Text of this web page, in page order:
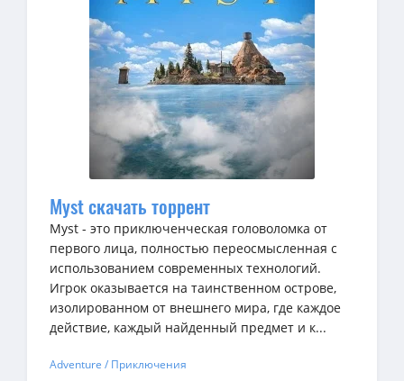
Myst скачать торрент
Myst - это приключенческая головоломка от
первого лица, полностью переосмысленная с
использованием современных технологий.
Игрок оказывается на таинственном острове,
изолированном от внешнего мира, где каждое
действие, каждый найденный предмет и к...
Adventure / Приключения